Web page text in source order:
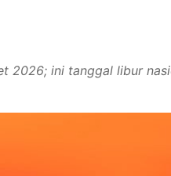
2026; ini tanggal libur